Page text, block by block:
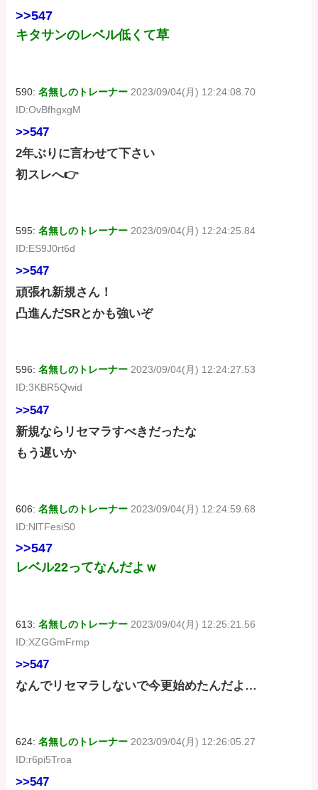
>>547
キタサンのレベル低くて草
590:名無しのトレーナー 2023/09/04(月) 12:24:08.70
ID:OvBfhgxgM
>>547
2年ぶりに言わせて下さい
初スレへ👉
595:名無しのトレーナー 2023/09/04(月) 12:24:25.84
ID:ES9J0rt6d
>>547
頑張れ新規さん！
凸進んだSRとかも強いぞ
596:名無しのトレーナー 2023/09/04(月) 12:24:27.53
ID:3KBR5Qwid
>>547
新規ならリセマラすべきだったな
もう遅いか
606:名無しのトレーナー 2023/09/04(月) 12:24:59.68
ID:NlTFesiS0
>>547
レベル22ってなんだよｗ
613:名無しのトレーナー 2023/09/04(月) 12:25:21.56
ID:XZGGmFrmp
>>547
なんでリセマラしないで今更始めたんだよ…
624:名無しのトレーナー 2023/09/04(月) 12:26:05.27
ID:r6pi5Troa
>>547